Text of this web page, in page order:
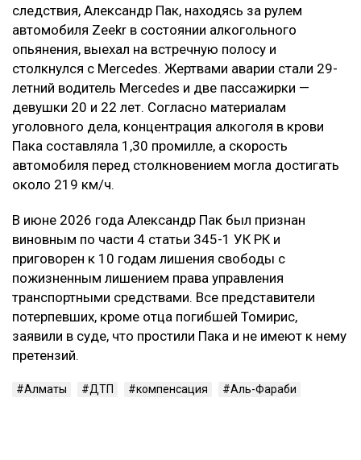
следствия, Александр Пак, находясь за рулем
автомобиля Zeekr в состоянии алкогольного
опьянения, выехал на встречную полосу и
столкнулся с Mercedes. Жертвами аварии стали 29-
летний водитель Mercedes и две пассажирки —
девушки 20 и 22 лет. Согласно материалам
уголовного дела, концентрация алкоголя в крови
Пака составляла 1,30 промилле, а скорость
автомобиля перед столкновением могла достигать
около 219 км/ч.
В июне 2026 года Александр Пак был признан
виновным по части 4 статьи 345-1 УК РК и
приговорен к 10 годам лишения свободы с
пожизненным лишением права управления
транспортными средствами. Все представители
потерпевших, кроме отца погибшей Томирис,
заявили в суде, что простили Пака и не имеют к нему
претензий.
Алматы ДТП компенсация Аль-Фараби